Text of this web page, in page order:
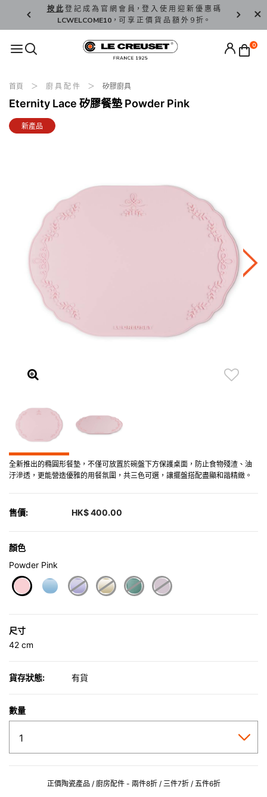
按 此登 記 成 為 官 網 會 員，登 入 使 用 迎 新 優 惠 碼
LCWELCOME10，可 享 正 價 貨 品 額 外 9 折。
香 港 / 澳
0
首頁 廚 具 配 件 矽膠廚具
Eternity Lace 矽膠餐墊 Powder Pink
新產品
全新推出的橢圓形餐墊，不僅可放置於碗盤下方保護桌面，防止食物殘渣、油
汙滲透，更能營造優雅的用餐氛圍，共三色可選，讓擺盤搭配盡顯和諧精緻。
售價: HK$ 400.00
顏色
Powder Pink
尺寸
42 cm
貨存狀態: 有貨
數量
正價陶瓷產品 / 廚房配件 - 兩件8折 / 三件7折 / 五件6折